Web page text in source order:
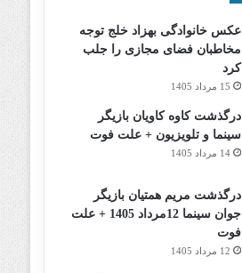
عکس خانوادگی بهزاد خلج توجه
مخاطبان فضای مجازی را جلب
کرد
15 مرداد 1405
درگذشت کاوه کاویان بازیگر
سینما و تلویزیون + علت فوت
14 مرداد 1405
درگذشت مریم همتیان بازیگر
جوان سینما 12مرداد 1405 + علت
فوت
12 مرداد 1405